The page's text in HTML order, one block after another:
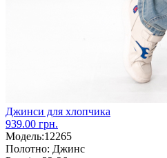
Джинси для хлопчика
939.00 грн.
Модель:12265
Полотно: Джинс